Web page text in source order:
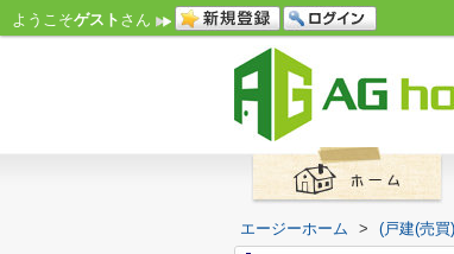
ようこそゲスト さん
エージーホーム > (戸建(売